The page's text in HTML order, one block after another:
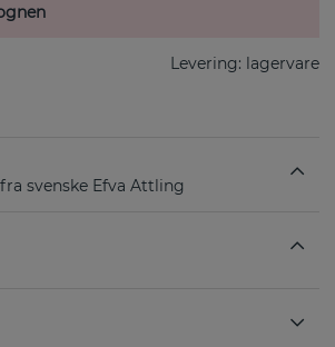
Levering: lagervare
svenske Efva Attling